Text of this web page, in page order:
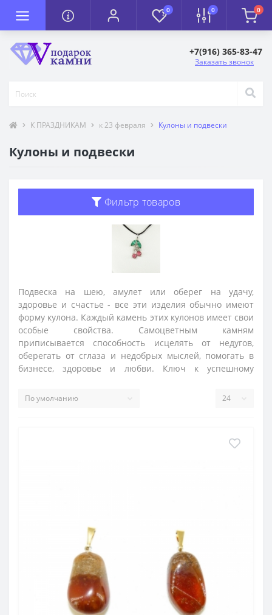
0 0 0
+7(916) 365-83-47
Заказать звонок
К ПРАЗДНИКАМ к 23 февраля Кулоны и подвески
Кулоны и подвески
Фильтр товаров
Подвеска на шею, амулет или оберег на удачу,
здоровье и счастье - все эти изделия обычно имеют
форму кулона. Каждый камень этих кулонов имеет свои
особые свойства. Самоцветным камням
приписывается способность исцелять от недугов,
оберегать от сглаза и недобрых мыслей, помогать в
бизнесе, здоровье и любви. Ключ к успешному
для тех или иных целей.